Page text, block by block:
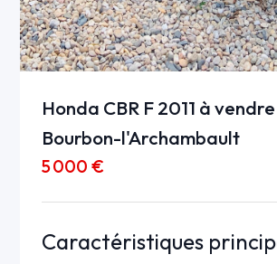
Honda CBR F 2011 à
Bourbon-l'Archambault
5 000 €
Caractéristiques